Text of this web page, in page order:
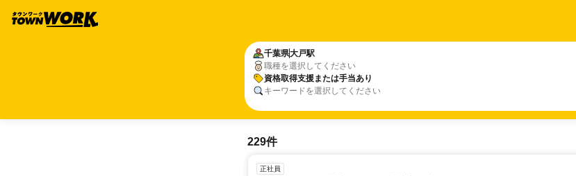
千葉県大戸駅
職種を選択してください
資格取得支援または手当あり
キーワードを選択してください
229件
正社員